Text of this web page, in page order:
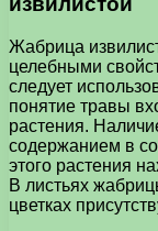
Жабрица
целебными
следует
понятие травы
растения.
содержанием в
этого растения
В листьях
цветках